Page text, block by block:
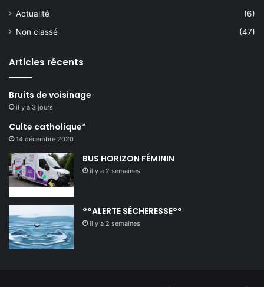
Actualité
(6)
Non classé
(47)
Articles récents
Bruits de voisinage
il y a 3 jours
Culte catholique*
14 décembre 2020
BUS HORIZON FÉMININ
il y a 2 semaines
°°ALERTE SÉCHERESSE°°
il y a 2 semaines